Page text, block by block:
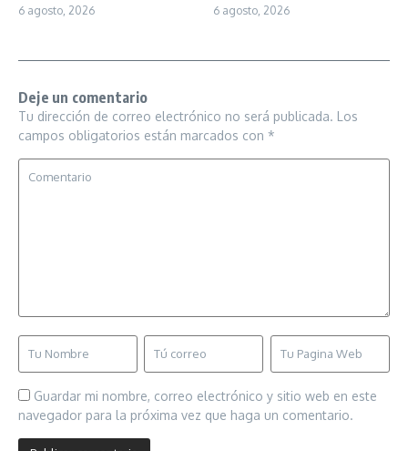
6 agosto, 2026 6 agosto, 2026
Deje un comentario
Tu dirección de correo electrónico no será publicada. Los
campos obligatorios están marcados con *
Guardar mi nombre, correo electrónico y sitio web en este
navegador para la próxima vez que haga un comentario.